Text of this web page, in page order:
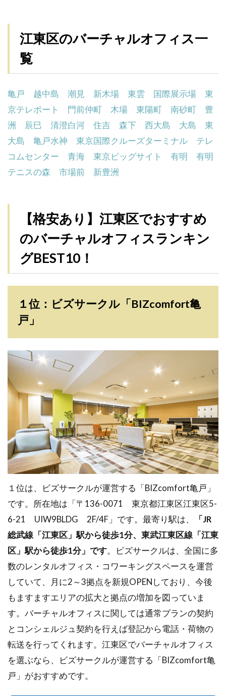
江東区のバーチャルオフィス一
覧
亀戸 越中島 潮見 新木場 東雲 国際展示場
東
京テレポート
門前仲町 木場 東陽町 南砂町
豊
洲
辰巳 清澄白河 住吉 森下 西大島 大島
東
大島
亀戸水神 東京国際クルーズターミナル
テレ
コムセンター
青海 東京ビッグサイト 有明
有明
テニスの森
市場前 新豊洲
【格安あり】江東区でおすすめ
のバーチャルオフィスランキン
グBEST10！
１位：ビズサークル「BIZcomfort亀
戸」
１位は、ビズサークルが運営する「BIZcomfort亀戸」
です。所在地は「〒136-0071 東京都江東区江東区5-
6-21 UIW9BLDG 2F/4F」です。最寄り駅は、
「JR
総武線「江東区」駅から徒歩1分、東武江東区線「江東
区」駅から徒歩1分」です。ビズサークルは、全国に多
数のレンタルオフィス・コワーキングスペースを運営
していて、月に2～3拠点を新規OPENしており、今後
もますますエリアの拡大と拠点の増加を図っていま
す。バーチャルオフィスに関しては通常プランの契約
とコンシェルジュ契約を行えば登記から電話・荷物の
転送を行ってくれます。江東区でバーチャルオフィス
を選ぶなら、ビズサークルが運営する「BIZcomfort亀
戸」がおすすめです。